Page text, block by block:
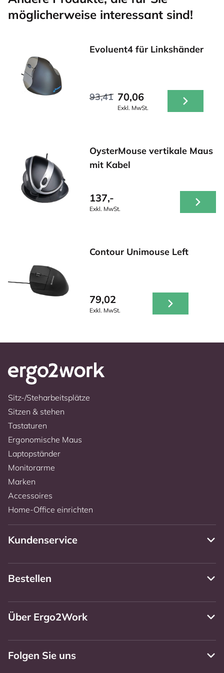
möglicherweise interessant sind!
Evoluent4 für Linkshänder
93,41 70,06
Exkl. MwSt.
OysterMouse vertikale Maus
mit Kabel
137,-
Exkl. MwSt.
Contour Unimouse Left
79,02
Exkl. MwSt.
Sitz-/Steharbeitsplätze
Sitzen & stehen
Tastaturen
Ergonomische Maus
Laptopständer
Monitorarme
Marken
Accessoires
Home-Office einrichten
Kundenservice
Bestellen
Über Ergo2Work
Folgen Sie uns